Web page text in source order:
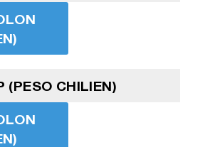
(PESO CHILIEN)